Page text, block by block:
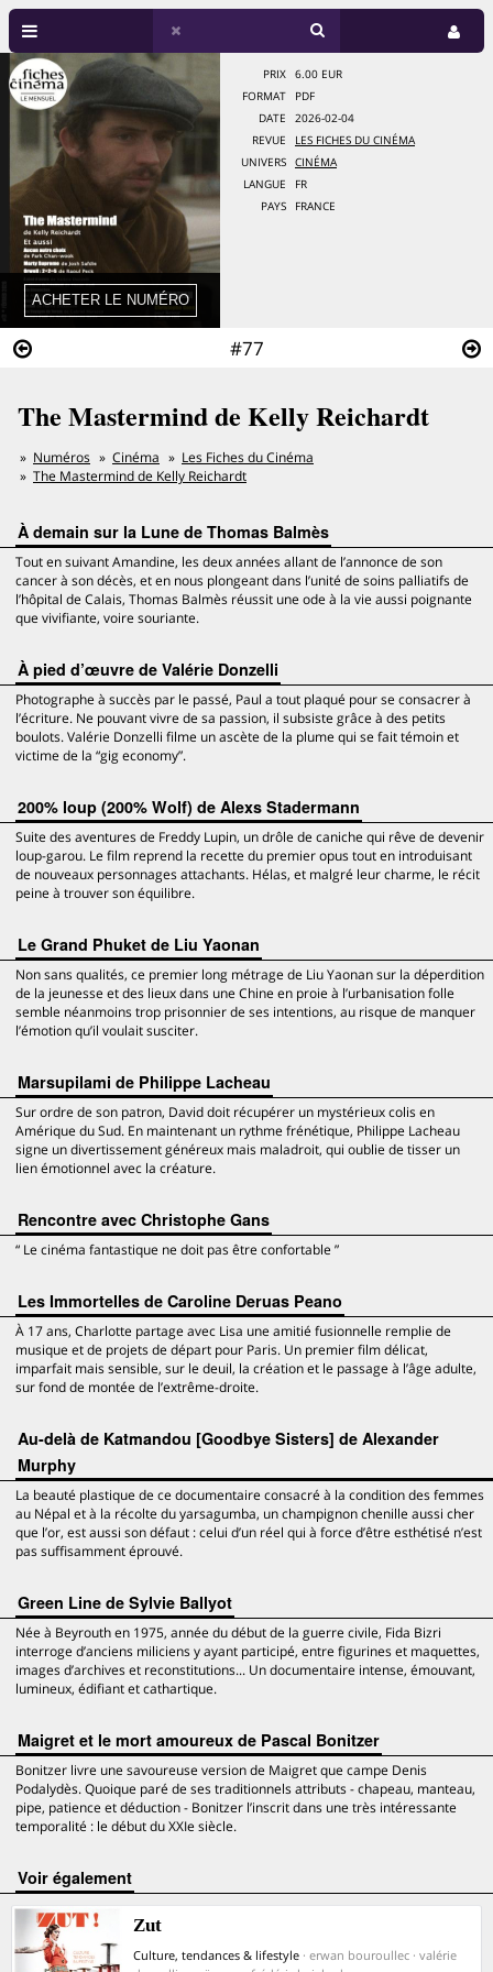
#77
PRIX
6.00 EUR
FORMAT
PDF
DATE
2026-02-04
REVUE
LES FICHES DU CINÉMA
UNIVERS
CINÉMA
LANGUE
FR
PAYS
FRANCE
The Mastermind de Kelly Reichardt
Numéros Cinéma
Les Fiches du Cinéma
The Mastermind de Kelly Reichardt
À demain sur la Lune de Thomas Balmès
Tout en suivant Amandine, les deux années allant de l’annonce de son
cancer à son décès, et en nous plongeant dans l’unité de soins palliatifs de
l’hôpital de Calais, Thomas Balmès réussit une ode à la vie aussi poignante
que vivifiante, voire souriante.
À pied d’œuvre de Valérie Donzelli
Photographe à succès par le passé, Paul a tout plaqué pour se consacrer à
l’écriture. Ne pouvant vivre de sa passion, il subsiste grâce à des petits
boulots. Valérie Donzelli filme un ascète de la plume qui se fait témoin et
victime de la “gig economy”.
200% loup (200% Wolf) de Alexs Stadermann
Suite des aventures de Freddy Lupin, un drôle de caniche qui rêve de devenir
loup-garou. Le film reprend la recette du premier opus tout en introduisant
de nouveaux personnages attachants. Hélas, et malgré leur charme, le récit
peine à trouver son équilibre.
Le Grand Phuket de Liu Yaonan
Non sans qualités, ce premier long métrage de Liu Yaonan sur la déperdition
de la jeunesse et des lieux dans une Chine en proie à l’urbanisation folle
semble néanmoins trop prisonnier de ses intentions, au risque de manquer
l’émotion qu’il voulait susciter.
Marsupilami de Philippe Lacheau
Sur ordre de son patron, David doit récupérer un mystérieux colis en
Amérique du Sud. En maintenant un rythme frénétique, Philippe Lacheau
signe un divertissement généreux mais maladroit, qui oublie de tisser un
lien émotionnel avec la créature.
Rencontre avec Christophe Gans
“ Le cinéma fantastique ne doit pas être confortable ”
Les Immortelles de Caroline Deruas Peano
À 17 ans, Charlotte partage avec Lisa une amitié fusionnelle remplie de
musique et de projets de départ pour Paris. Un premier film délicat,
imparfait mais sensible, sur le deuil, la création et le passage à l’âge adulte,
sur fond de montée de l’extrême-droite.
Au-delà de Katmandou [Goodbye Sisters] de Alexander
Murphy
La beauté plastique de ce documentaire consacré à la condition des femmes
au Népal et à la récolte du yarsagumba, un champignon chenille aussi cher
que l’or, est aussi son défaut : celui d’un réel qui à force d’être esthétisé n’est
pas suffisamment éprouvé.
Green Line de Sylvie Ballyot
Née à Beyrouth en 1975, année du début de la guerre civile, Fida Bizri
interroge d’anciens miliciens y ayant participé, entre figurines et maquettes,
images d’archives et reconstitutions... Un documentaire intense, émouvant,
lumineux, édifiant et cathartique.
Maigret et le mort amoureux de Pascal Bonitzer
Bonitzer livre une savoureuse version de Maigret que campe Denis
Podalydès. Quoique paré de ses traditionnels attributs - chapeau, manteau,
pipe, patience et déduction - Bonitzer l’inscrit dans une très intéressante
temporalité : le début du XXIe siècle.
voir également
Zut
Culture, tendances & lifestyle · erwan bouroullec · valérie